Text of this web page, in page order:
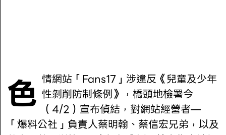
色情網站「Fans17」涉違反《兒童及少年 性剝削防制條例》，橋頭地檢署今
（4/2）宣布偵結，對網站經營者—
「爆料公社」負責人蔡明翰、蔡信宏兄弟，以及